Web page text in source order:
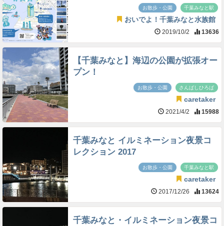
お散歩・公園 千葉みなと駅
おいでよ！千葉みなと水族館
2019/10/2 13636
【千葉みなと】海辺の公園が拡張オー
プン！
お散歩・公園 さんばしひろば
caretaker
2021/4/2 15988
千葉みなと イルミネーション夜景コ
レクション 2017
お散歩・公園 千葉みなと駅
caretaker
2017/12/26 13624
千葉みなと・イルミネーション夜景コ